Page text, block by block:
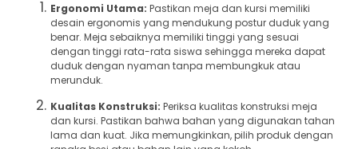
Ergonomi Utama: Pastikan meja dan kursi memiliki
desain ergonomis yang mendukung postur duduk yang
benar. Meja sebaiknya memiliki tinggi yang sesuai
dengan tinggi rata-rata siswa sehingga mereka dapat
duduk dengan nyaman tanpa membungkuk atau
merunduk.
Kualitas Konstruksi: Periksa kualitas konstruksi meja
dan kursi. Pastikan bahwa bahan yang digunakan tahan
lama dan kuat. Jika memungkinkan, pilih produk dengan